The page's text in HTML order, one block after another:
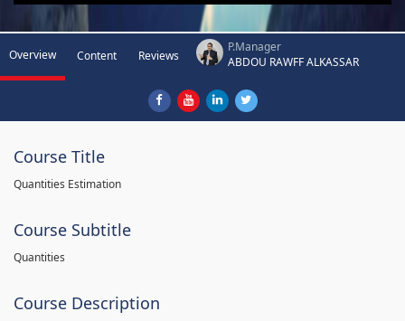
Overview Content Reviews
P.Manager
ABDOU RAWFF ALKASSAR
Course Title
Quantities Estimation
Course Subtitle
Quantities
Course Description